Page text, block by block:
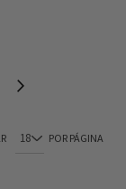
Página
POR PÁGINA